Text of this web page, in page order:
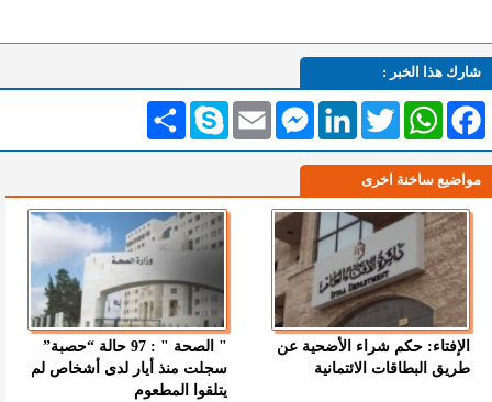
شارك هذا الخبر :
انشر Skype Email
MessengerLinkedInTwitterWhatsAppFacebook
مواضيع ساخنة اخرى
الإفتاء: حكم شراء الأضحية عن
طريق البطاقات الائتمانية
" الصحة " : 97 حالة “حصبة”
سجلت منذ أيار لدى أشخاص لم
يتلقوا المطعوم